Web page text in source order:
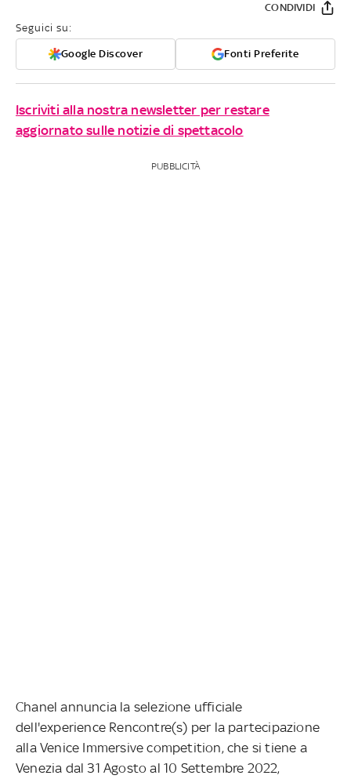
Seguici su:
Google Discover Fonti Preferite
CONDIVIDI
Iscriviti alla nostra newsletter per restare
aggiornato sulle notizie di spettacolo
PUBBLICITÀ
Chanel annuncia la selezione ufficiale
dell'experience Rencontre(s) per la partecipazione
alla Venice Immersive competition, che si tiene a
Venezia dal 31 Agosto al 10 Settembre 2022,